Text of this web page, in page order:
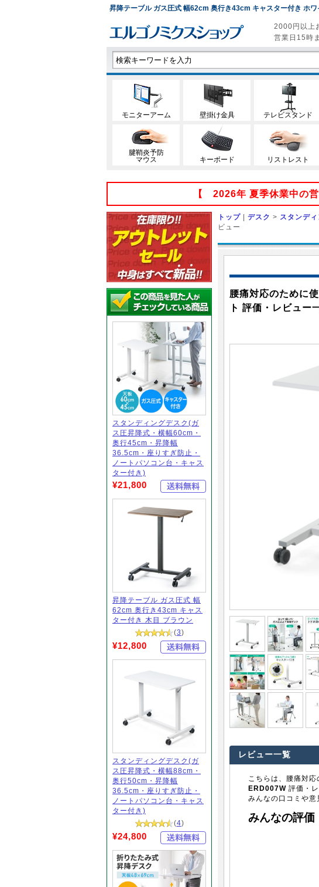
昇降テーブル ガス圧式 幅62cm 奥行き43cm キャスター付き ホ
2000円以上
営業日15時
モニターアーム 壁掛け金具 テレビスタンド
腱鞘炎予防
マウス
キーボード リストレスト
【 2026年 夏季休業中の
スタンディングデスク(ガ
ス圧昇降式・横幅60cm・
奥行45cm・昇降幅
36.5cm・座りすぎ防止・
ノートパソコン台・キャス
ター付き)
¥21,800
昇降テーブル ガス圧式 幅
62cm 奥行き43cm キャス
ター付き 木目 ブラウン
(3)
¥12,800
スタンディングデスク(ガ
ス圧昇降式・横幅88cm・
奥行50cm・昇降幅
36.5cm・座りすぎ防止・
ノートパソコン台・キャス
ター付き)
(4)
¥24,800
トップ | デスク > スタンデ
ビュー
腰痛対応のために
ト 評価・レビュー
レビュー一覧
こちらは、腰痛対
ERD007W 評価・
みんなの口コミや意
みんなの評価